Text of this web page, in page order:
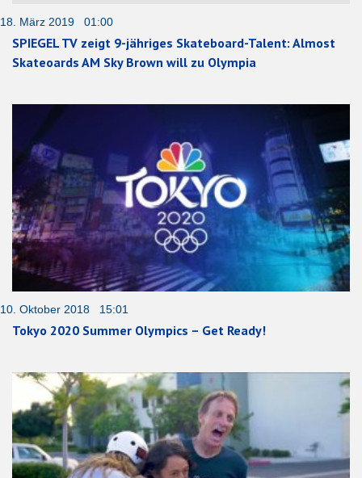
18. März 2019 01:00
SPIEGEL TV zeigt 9-jähriges Skateboard-Talent: Almost
Skateoards AM Sky Brown will zu Olympia
10. Oktober 2018 15:01
Tokyo 2020 Summer Olympics – Get Ready!